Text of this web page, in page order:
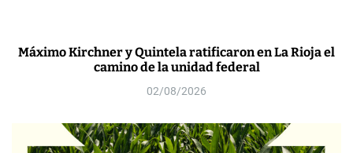
Máximo Kirchner y Quintela ratificaron en La Rioja el
camino de la unidad federal
02/08/2026